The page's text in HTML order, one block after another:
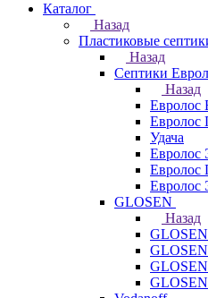
Каталог
Назад
Пластиковые
Назад
Септики
Назад
Евролос
Евролос
Удача
Евролос
Евролос
Евролос
GLOSEN
Назад